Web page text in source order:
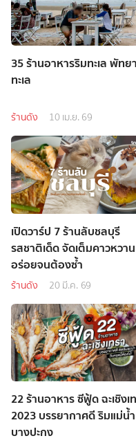
35 ร้านอาหารริมทะเล พัท
ทะเล
ร้านดัง 10 เม.ย. 69
เปิดวาร์ป 7 ร้านลับชลบุรี
รสชาติเด็ด จัดเต็มคาวหวาน
อร่อยจนต้องซ้ำ
ร้านดัง 20 มี.ค. 69
22 ร้านอาหาร ซีฟู้ด ฉะเชิงเ
2023 บรรยากาศดี ริมแม่น้ำ
บางปะกง